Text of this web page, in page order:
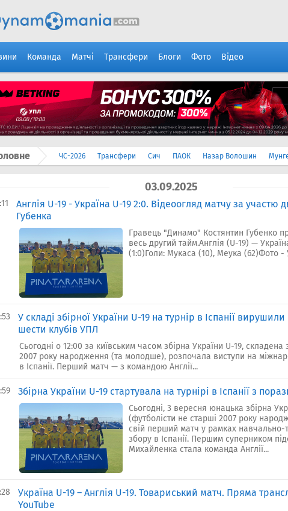
Команда Матчі Трансфери Блоги Фото Відео
ЧС-2026 Трансфери Сич ПАОК Назар Волошин
03.09.2025
Англія U-19 - Україна U-19 2:0. Відеоогляд матчу за участю
Губенка
Гравець "Динамо" Костянтин Губенко
весь другий тайм.Англія (U-19) —
(1:0)Голи: Мукаса (10), Меука (62)Фото -
У складі збірної України U-19 на турнір в Іспанії вирушили
шести клубів УПЛ
Сьогодні о 12:00 за київським часом збірна України U-19, складена
2007 року народження (та молодше), розпочала виступи на
в Іспанії. Перший матч — з командою Англії...
Збірна України U-19 стартувала на турнірі в Іспанії з
Сьогодні, 3 вересня юнацька збірна
(футболісти не старші 2007 року
свій перший матч у рамках навчально-
збору в Іспанії. Першим суперником
Михайленка стала команда Англії...
Україна U-19 – Англія U-19. Товариський матч. Пряма
YouTube